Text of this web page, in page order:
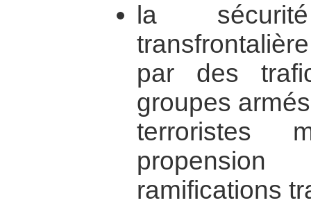
la
par des
groupes
terroristes
ramifications